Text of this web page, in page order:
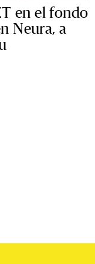
en el fondo
Neura, a